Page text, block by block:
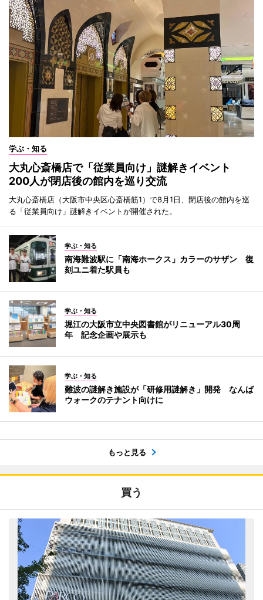
学ぶ・知る
大丸心斎橋店で「従業員向け」謎解きイベント
200人が閉店後の館内を巡り交流
大丸心斎橋店（大阪市中央区心斎橋筋1）で8月1日、閉店後の館内を巡
る「従業員向け」謎解きイベントが開催された。
学ぶ・知る
南海難波駅に「南海ホークス」カラーのサザン 復
刻ユニ着た駅員も
学ぶ・知る
堀江の大阪市立中央図書館がリニューアル30周
年 記念企画や展示も
学ぶ・知る
難波の謎解き施設が「研修用謎解き」開発 なんば
ウォークのテナント向けに
もっと見る
買う